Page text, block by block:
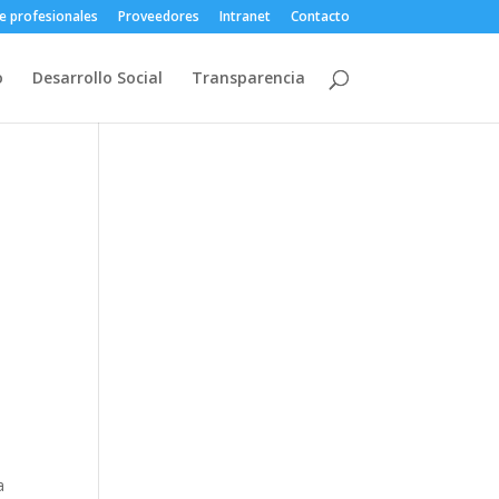
profesionales Proveedores Intranet Contacto
Desarrollo Social Transparencia